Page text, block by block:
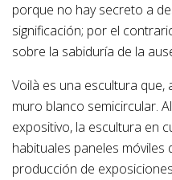
porque no hay secreto a
significación; por el
sobre la sabiduría de la
Voilà es una escultura que,
muro blanco semicircular.
expositivo, la escultura en
habituales paneles móviles
producción de